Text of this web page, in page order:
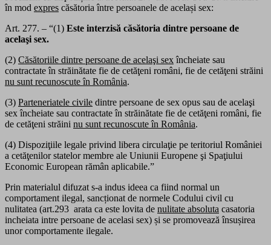
în mod expres căsătoria între persoanele de același sex:
Art. 277. – “(1) Este interzisă căsătoria dintre persoane de
acelaşi sex.
(2) Căsătoriile dintre persoane de acelaşi sexîncheiate sau
contractate în străinătate fie de cetăţeni români, fie de cetăţeni străini
nu sunt recunoscute în România.
(3) Parteneriatele civile dintre persoane de sex opus sau de acelaşi
sex încheiate sau contractate în străinătate fie de cetăţeni români, fie
de cetăţeni străini nu sunt recunoscute în România.
(4) Dispoziţiile legale privind libera circulaţie pe teritoriul României
a cetăţenilor statelor membre ale Uniunii Europene şi Spaţiului
Economic European rămân aplicabile.”
Prin materialul difuzat s-a indus ideea ca fiind normal un
comportament ilegal, sancționat de normele Codului civil cu
nulitatea (art.293 arata ca este lovita de nulitate absoluta casatoria
incheiata intre persoane de acelasi sex) și se promovează însușirea
unor comportamente ilegale.